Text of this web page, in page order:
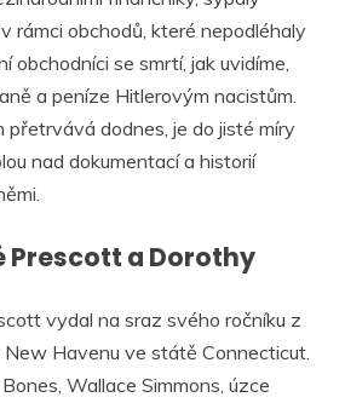
rámci obchodů, které nepodléhaly
obchodníci se smrtí, jak uvidíme,
a peníze Hitlerovým nacistům.
přetrvává dodnes, je do jisté míry
nad dokumentací a historií
Prescott a Dorothy
vydal na sraz svého ročníku z
Havenu ve státě Connecticut.
Wallace Simmons, úzce